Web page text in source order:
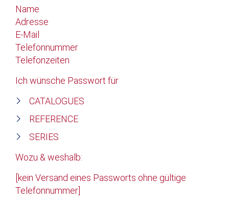
Name
Adresse
E-Mail
Telefonnummer
Telefonzeiten
Ich wünsche Passwort für
CATALOGUES
REFERENCE
SERIES
Wozu & weshalb:
[kein Versand eines Passworts ohne gültige
Telefonnummer]